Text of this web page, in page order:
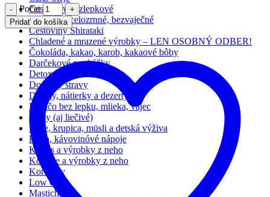
Cestoviny bezlepkové
Cestoviny celozrnné, bezvaječné
Cestoviny Shirataki
Chladené a mrazené výrobky – LEN OSOBNÝ ODBER!
Čokoláda, kakao, karob, kakaové bôby
Darčekové poukážky
Detox
Doplnky stravy
Džemy, nátierky a dezerty
Hocičo bez lepku, mlieka, vajec
Huby (aj liečivé)
Kaše, krupica, müsli a detská výživa
Káva, kávovinóvé nápoje
Kokos a výrobky z neho
Konope a výrobky z neho
Koreniny
Low Carb
Masticha
Počet
Pridať do košíka